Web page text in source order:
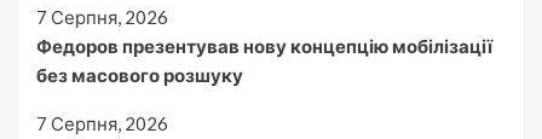
7 Серпня, 2026
Федоров презентував нову концепцію мобілізації
без масового розшуку
7 Серпня, 2026